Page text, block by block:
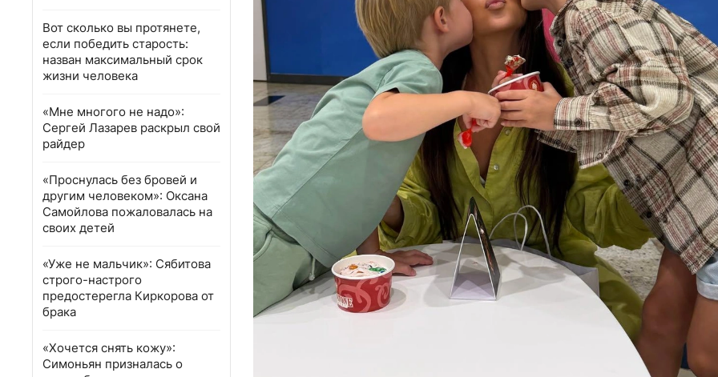
Вот сколько вы протянете,
если победить старость:
назван максимальный срок
жизни человека
«Мне многого не надо»:
Сергей Лазарев раскрыл свой
райдер
«Проснулась без бровей и
другим человеком»: Оксана
Самойлова пожаловалась на
своих детей
«Уже не мальчик»: Сябитова
строго-настрого
предостерегла Киркорова от
брака
«Хочется снять кожу»:
Симоньян призналась о